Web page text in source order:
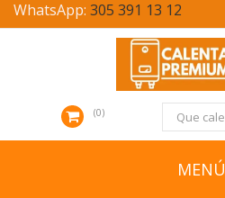
WhatsApp: 305 391 13 12
0
MENÚ